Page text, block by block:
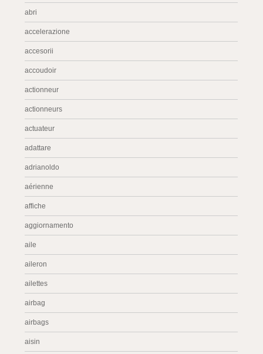
abri
accelerazione
accesorii
accoudoir
actionneur
actionneurs
actuateur
adattare
adrianoldo
aérienne
affiche
aggiornamento
aile
aileron
ailettes
airbag
airbags
aisin